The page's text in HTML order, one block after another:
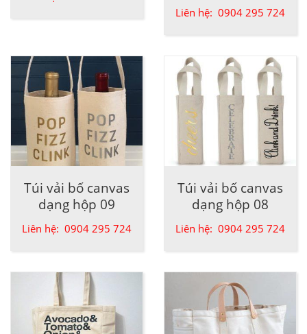
Liên hệ: 0904 295 724
Túi vải bố canvas
dạng hộp 09
Liên hệ: 0904 295 724
Túi vải bố canvas
dạng hộp 08
Liên hệ: 0904 295 724